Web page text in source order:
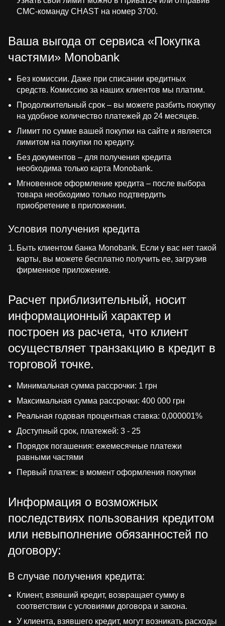
СМС-команду CHAST на номер 3700.
Ваша выгода от сервиса «Покупка
частями» Monobank
Без комиссии. Даже при списании кредитных
средств. Комиссию за наших клиентов мы платим.
Продолжительный срок – вы можете разбить покупку
на удобное количество платежей до 24 месяцев.
Лимит по сумме вашей покупки на сайте и является
лимитом на покупки по кредиту.
Без документов – для получения кредита
необходима только карта Monobank.
Мгновенное оформление кредита – после выбора
товара необходимо только подтвердить
приобретение в приложении.
Условия получения кредита
Быть клиентом банка Monobank. Если у вас нет такой
карты, вы можете бесплатно получить ее, загрузив
фирменное приложение.
Расчет приблизительный, носит
информационный характер и
построен из расчета, что клиент
осуществляет транзакцию в кредит в
торговой точке.
Минимальная сумма рассрочки: 1 грн
Максимальная сумма рассрочки: 400 000 грн
Реальная годовая процентная ставка: 0,000001%
Доступный срок, платежей: 3 - 25
Порядок погашения: ежемесячные платежи
равными частями
Первый платеж: в момент оформления покупки
Информация о возможных
последствиях пользования кредитом
или невыполнение обязанностей по
договору:
В случае получения кредита:
Клиент, взявший кредит, возвращает сумму в
соответствии с условиями договора и закона.
У клиента, взявшего кредит, могут возникать расходы